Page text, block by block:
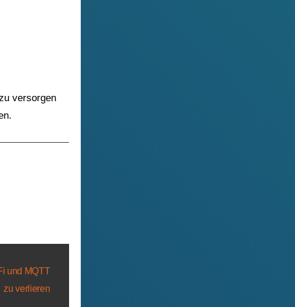
versorgen
und MQTT
zu verlieren